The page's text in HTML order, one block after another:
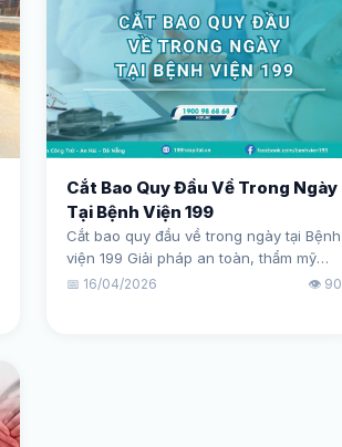
Cắt Bao Quy Đầu Về Trong Ngày
Tại Bệnh Viện 199
Cắt bao quy đầu về trong ngày tại Bệnh
viện 199 Giải pháp an toàn, thẩm mỹ
cho tình trạng dài, hẹp bao quy đầu.
📅 16/04/2026 👁️ 90